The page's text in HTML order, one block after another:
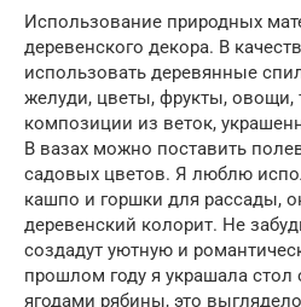
Использование природных
деревенского декора. В
использовать деревянные
желуди, цветы, фрукты,
композиции из веток,
В вазах можно поставить
садовых цветов. Я люблю
кашпо и горшки для рассады,
деревенский колорит. Не
создадут уютную и
прошлом году я украшала
ягодами рябины, это